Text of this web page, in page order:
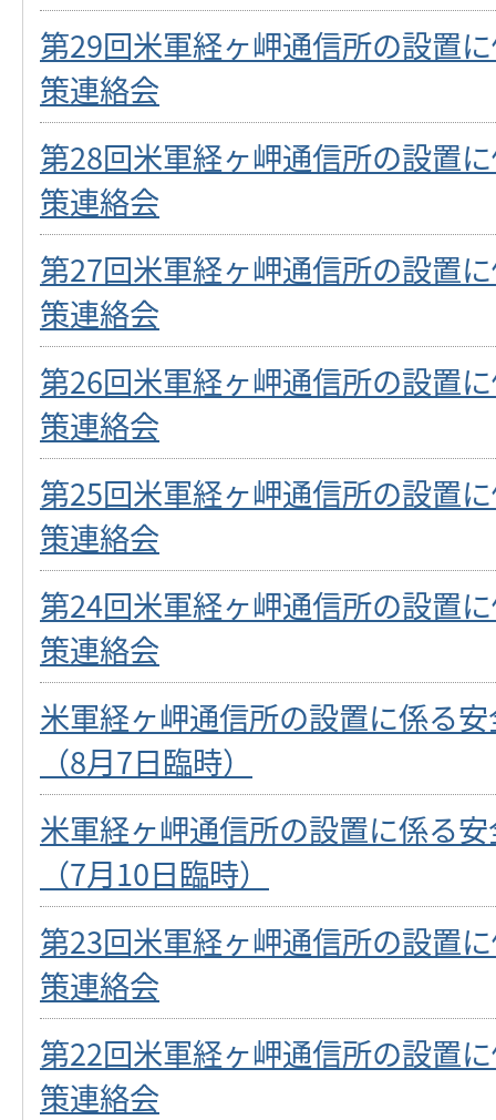
第29回米軍経ヶ岬通信所の設置
策連絡会
第28回米軍経ヶ岬通信所の設置
策連絡会
第27回米軍経ヶ岬通信所の設置
策連絡会
第26回米軍経ヶ岬通信所の設置
策連絡会
第25回米軍経ヶ岬通信所の設置
策連絡会
第24回米軍経ヶ岬通信所の設置
策連絡会
米軍経ヶ岬通信所の設置に係る
（8月7日臨時）
米軍経ヶ岬通信所の設置に係る
（7月10日臨時）
第23回米軍経ヶ岬通信所の設置
策連絡会
第22回米軍経ヶ岬通信所の設置
策連絡会